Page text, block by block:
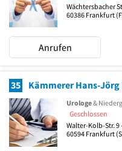
Wächtersbacher
60386 Frankfurt
Anrufen
35 Kämmerer Hans-Jörg
Urologe&
Geschlossen
Walter-Kolb-Str. 9
60594 Frankfurt